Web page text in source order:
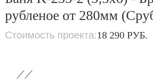
рубленое от 280мм
Стоимость проекта:18 290 РУБ.